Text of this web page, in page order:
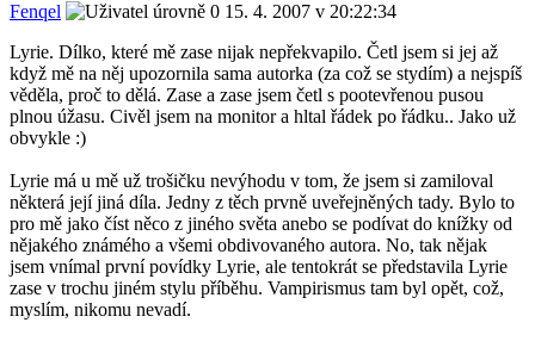
Fenqel
15. 4. 2007 v 20:22:34
Lyrie. Dílko, které mě zase nijak nepřekvapilo. Četl jsem si jej až
když mě na něj upozornila sama autorka (za což se stydím) a nejspíš
věděla, proč to dělá. Zase a zase jsem četl s pootevřenou pusou
plnou úžasu. Civěl jsem na monitor a hltal řádek po řádku.. Jako už
obvykle :)
Lyrie má u mě už trošičku nevýhodu v tom, že jsem si zamiloval
některá její jiná díla. Jedny z těch prvně uveřejněných tady. Bylo to
pro mě jako číst něco z jiného světa anebo se podívat do knížky od
nějakého známého a všemi obdivovaného autora. No, tak nějak
jsem vnímal první povídky Lyrie, ale tentokrát se představila Lyrie
zase v trochu jiném stylu příběhu. Vampirismus tam byl opět, což,
myslím, nikomu nevadí.